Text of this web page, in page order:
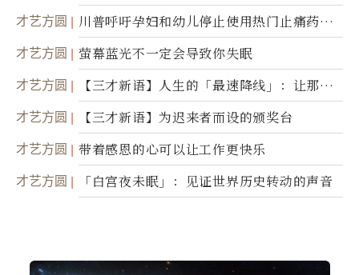
瞬」
才艺方圆
川普呼吁孕妇和幼儿停止使用热门止痛药泰
诺
才艺方圆 萤幕蓝光不一定会导致你失眠
才艺方圆
【三才新语】人生的「最速降线」：让那道
光，带你滑向自己
才艺方圆 【三才新语】为迟来者而设的颁奖台
才艺方圆 带着感恩的心可以让工作更快乐
才艺方圆 「白宫夜未眠」：见证世界历史转动的声音